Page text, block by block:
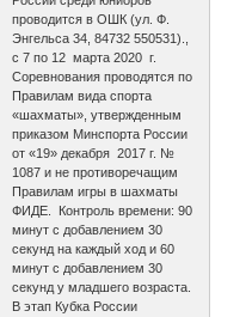
проводится в ОШК (ул. Ф.
Энгельса 34, 84732 550531).,
с 7 по 12 марта 2020 г.
Соревнования проводятся по
Правилам вида спорта
«шахматы», утвержденным
приказом Минспорта России
от «19» декабря 2017 г. №
1087 и не противоречащим
Правилам игры в шахматы
ФИДЕ. Контроль времени: 90
минут с добавлением 30
секунд на каждый ход и 60
минут с добавлением 30
секунд у младшего возраста.
В этап Кубка России